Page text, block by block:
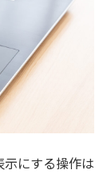
にする操作は